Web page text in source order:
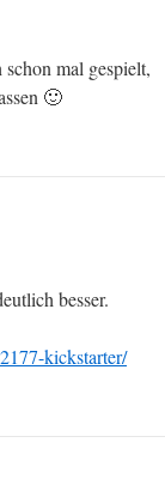
mal gespielt,
🙂
besser.
kickstarter/